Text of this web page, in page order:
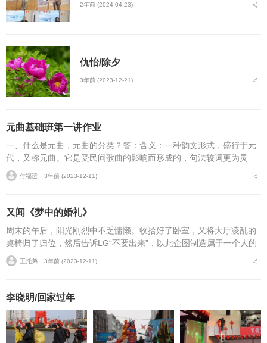
2年前 (2024-04-23)
仇怡/除夕
3年前 (2023-12-21)
元曲基础班第一讲作业
一、什么是元曲，元曲的分类？答：含义：一种韵文形式，盛行于元
代，又称元曲。它是受民间歌曲的影响而形成的，句法较词更为灵
活，多用口语，用韵也更接近口语。分类：元曲又称长短句，是盛行
于元代的一种文艺形式，...
付福运 ⋅ 3年前 (2023-12-11)
又闻《梦中的婚礼》
周末的午后，阳光刚烈中不乏慵懒。收拾好了卧室，又将大厅凌乱的
桌椅归了归位，然后告诉LG“不要出来”，以此企图制造属于一个人的
空闲，直到晚饭到来。以前多少呷着咖啡伴着轻轻的音乐翻看女性杂
志的时光，现在已...
王托弟 ⋅ 3年前 (2023-12-11)
李晓明/回家过年